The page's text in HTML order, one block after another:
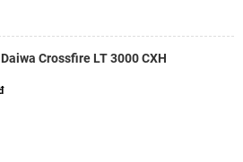
Crossfire LT 3000 CXH